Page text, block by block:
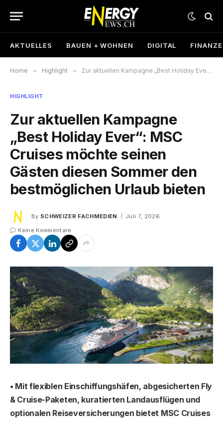
AKTUELLES BAUEN + WOHNEN DIGITAL
Home » Highlight » Zur aktuellen Kampagne „Best Holiday Ever“: MSC Cruises möchte seinen Gästen diesen Sommer den bestmöglichen Urlaub bieten
HIGHLIGHT
Zur aktuellen Kampagne
„Best Holiday Ever“: MSC
Cruises möchte seinen
Gästen diesen Sommer den
bestmöglichen Urlaub bieten
By SCHWEIZER FACHMEDIEN
Juli 7, 2026
Keine Kommentare
• Mit flexiblen Einschiffungshäfen, abgesicherten Fly
& Cruise-Paketen, kuratierten Landausflügen und
optionalen Reiseversicherungen bietet MSC Cruises